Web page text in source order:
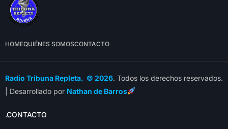
HOMEQUIÉNES SOMOSCONTACTO
Radio Tribuna Repleta. © 2026. Todos los derechos reservados.
| Desarrollado por Nathan de Barros
.CONTACTO